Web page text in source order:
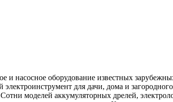
и насосное оборудование известных
для дачи, дома и загородного
моделей аккумуляторных дрелей,